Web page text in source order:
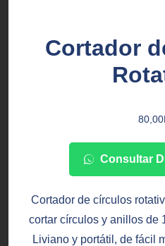
Cortador
80,00
Consultar
Cortador de círculos
cortar círculos y anillos de
Liviano y portátil, de fácil